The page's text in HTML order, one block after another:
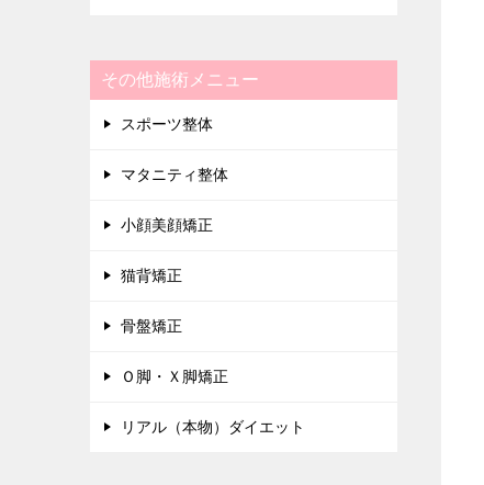
その他施術メニュー
スポーツ整体
マタニティ整体
小顔美顔矯正
猫背矯正
骨盤矯正
Ｏ脚・Ｘ脚矯正
リアル（本物）ダイエット